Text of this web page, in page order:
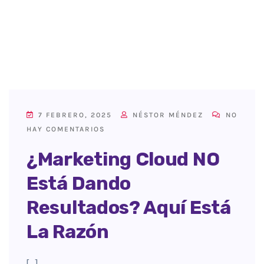
7 FEBRERO, 2025 NÉSTOR MÉNDEZ
NO
HAY COMENTARIOS
¿Marketing Cloud NO
Está Dando
Resultados? Aquí Está
La Razón